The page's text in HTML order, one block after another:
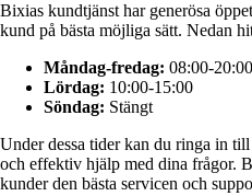
Bixias kundtjänst har generösa
kund på bästa möjliga sätt. Nedan
Måndag-fredag: 08:00-20:00
Lördag: 10:00-15:00
Söndag: Stängt
Under dessa tider kan du ringa in
och effektiv hjälp med dina frågor.
kunder den bästa servicen och